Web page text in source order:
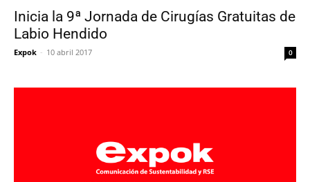
Inicia la 9ª Jornada de Cirugías Gratuitas de
Labio Hendido
Expok - 10 abril 2017 0